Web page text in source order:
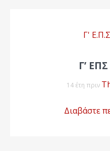
Γ'
Γ’
14 έτη πριν
Διαβάστε